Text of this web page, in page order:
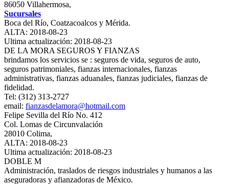
86050 Villahermosa,
Sucursales
Boca del Río, Coatzacoalcos y Mérida.
ALTA: 2018-08-23
Ultima actualización: 2018-08-23
DE LA MORA SEGUROS Y FIANZAS
brindamos los servicios se : seguros de vida, seguros de auto,
seguros patrimoniales, fianzas internacionales, fianzas
administrativas, fianzas aduanales, fianzas judiciales, fianzas de
fidelidad.
Tel: (312) 313-2727
email: fianzasdelamora@hotmail.com
Felipe Sevilla del Río No. 412
Col. Lomas de Circunvalación
28010 Colima,
ALTA: 2018-08-23
Ultima actualización: 2018-08-23
DOBLE M
Administración, traslados de riesgos industriales y humanos a las
aseguradoras y afianzadoras de México.